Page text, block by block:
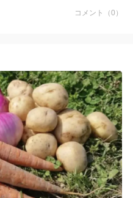
コメント（0）